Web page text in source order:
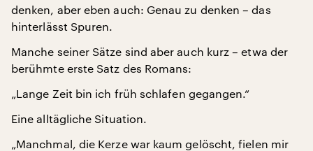
denken, aber eben auch: Genau zu denken – das
hinterlässt Spuren.
Manche seiner Sätze sind aber auch kurz – etwa der
berühmte erste Satz des Romans:
„Lange Zeit bin ich früh schlafen gegangen.“
Eine alltägliche Situation.
„Manchmal, die Kerze war kaum gelöscht, fielen mir